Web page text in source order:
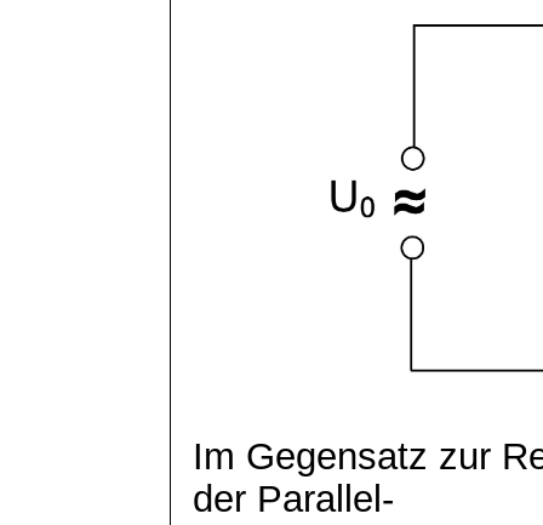
Im Gegensatz zur
der Parallel-